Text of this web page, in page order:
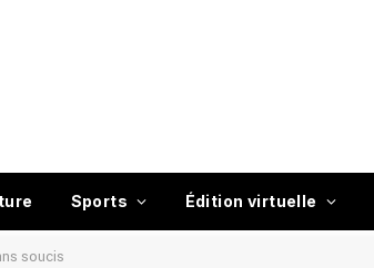
Sports Édition virtuelle
soucis